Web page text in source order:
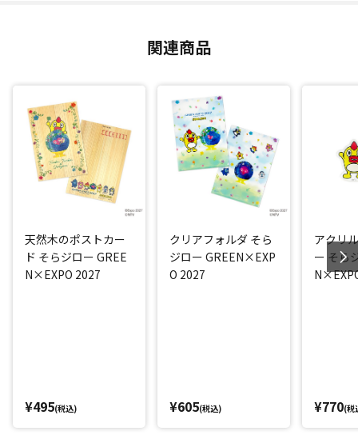
関連商品
天然木のポストカー
ド そらジロー GREE
N×EXPO 2027
¥495(税込)
クリアフォルダ そら
ジロー GREEN×EXP
O 2027
¥605(税込)
アクリ
ー そら
¥770(税